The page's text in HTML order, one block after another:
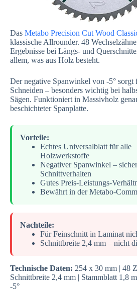
Das Metabo Precision Cut Wood
klassische Allrounder. 48
Ergebnisse bei Längs- und
allem, was aus Holz besteht.
Der negative Spanwinkel von -5° sorgt
Schneiden – besonders wichtig bei
Sägen. Funktioniert in Massivholz
beschichteter Spanplatte.
Vorteile:
Echtes Universalblatt für alle
Holzwerkstoffe
Negativer Spanwinkel –
Schnittverhalten
Gutes Preis-Leistungs-
Bewährt in der Metabo-
Nachteile:
Für Feinschnitt in Laminat
Schnittbreite 2,4 mm – nicht
Technische Daten: 254 x 30 mm | 48
Schnittbreite 2,4 mm | Stammblatt 1,8
-5°